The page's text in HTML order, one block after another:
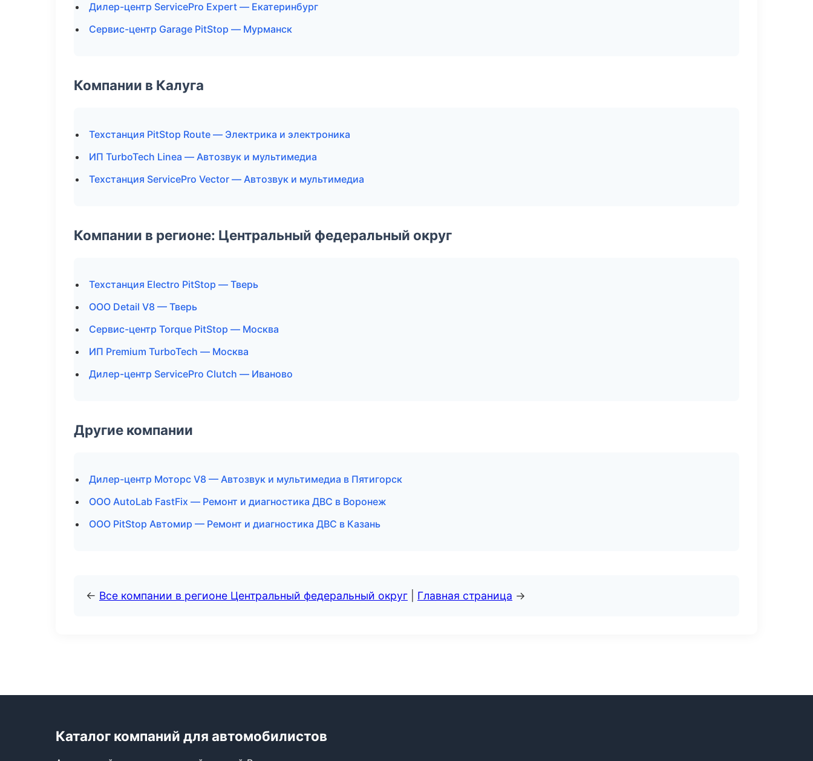
Дилер-центр ServicePro Expert — Екатеринбург
Сервис-центр Garage PitStop — Мурманск
Компании в Калуга
Техстанция PitStop Route — Электрика и электроника
ИП TurboTech Linea — Автозвук и мультимедиа
Техстанция ServicePro Vector — Автозвук и мультимедиа
Компании в регионе: Центральный федеральный округ
Техстанция Electro PitStop — Тверь
ООО Detail V8 — Тверь
Сервис-центр Torque PitStop — Москва
ИП Premium TurboTech — Москва
Дилер-центр ServicePro Clutch — Иваново
Другие компании
Дилер-центр Моторс V8 — Автозвук и мультимедиа в Пятигорск
ООО AutoLab FastFix — Ремонт и диагностика ДВС в Воронеж
ООО PitStop Автомир — Ремонт и диагностика ДВС в Казань
← Все компании в регионе Центральный федеральный округ Главная страница →
Каталог компаний для автомобилистов